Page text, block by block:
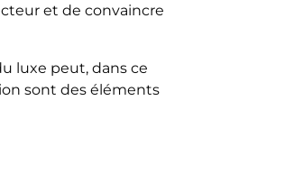
et de convaincre
luxe peut, dans ce
sont des éléments